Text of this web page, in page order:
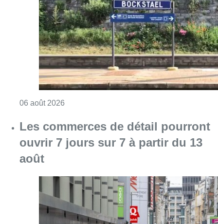
06 août 2026
Les commerces de détail pourront
ouvrir 7 jours sur 7 à partir du 13
août